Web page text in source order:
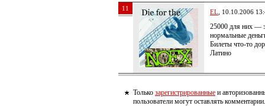
11 EL , 10.10.2006
25000 для них —
нормальные
Билеты что-то
Латино
Только зарегистрированные и
пользователи могут оставлять комментарии.